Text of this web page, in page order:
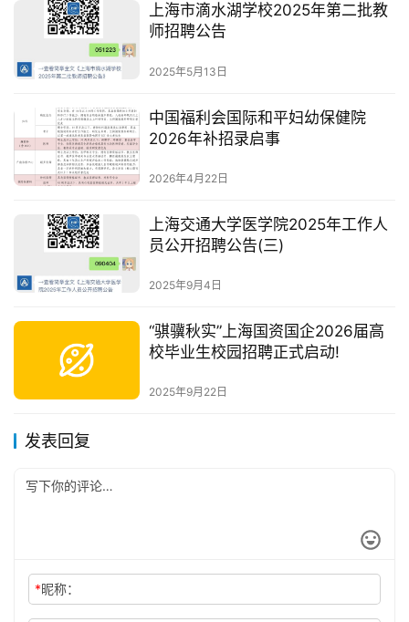
上海市滴水湖学校2025年第二批教
师招聘公告
2025年5月13日
中国福利会国际和平妇幼保健院
2026年补招录启事
2026年4月22日
上海交通大学医学院2025年工作人
员公开招聘公告(三)
2025年9月4日
“骐骥秋实”上海国资国企2026届高
校毕业生校园招聘正式启动!
2025年9月22日
发表回复
*昵称：